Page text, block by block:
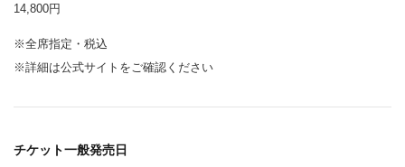
14,800円
※全席指定・税込
※詳細は公式サイトをご確認ください
チケット一般発売日